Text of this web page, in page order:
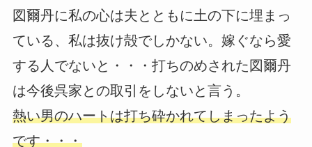
図爾丹に私の心は夫とともに土の下に埋まっ
ている、私は抜け殻でしかない。嫁ぐなら愛
する人でないと・・・打ちのめされた図爾丹
は今後呉家との取引をしないと言う。
熱い男のハートは打ち砕かれてしまったよう
です・・・